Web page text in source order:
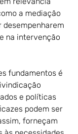
a mediação
desempenharem
na intervenção
fundamentos é
e políticas
podem ser
forneçam